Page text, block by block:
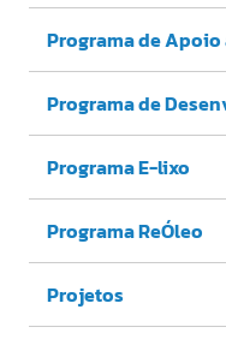
Programa de Apoio
Programa de
Programa E-lixo
Programa ReÓleo
Projetos